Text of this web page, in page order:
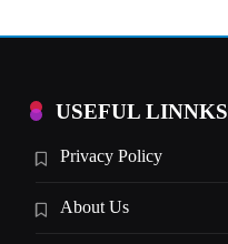
USEFUL LINNKS
Privacy Policy
About Us